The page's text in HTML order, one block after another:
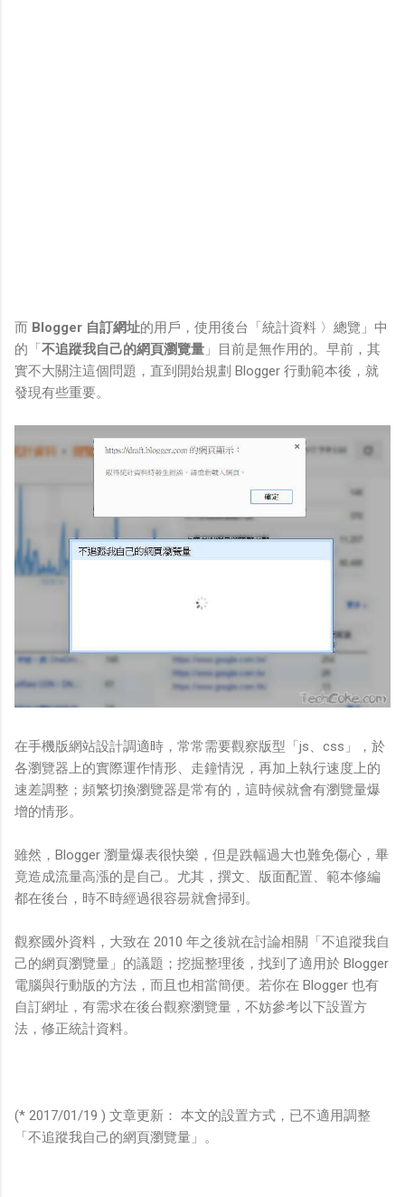
而 Blogger 自訂網址的用戶，使用後台「統計資料 〉總覽」中
的「不追蹤我自己的網頁瀏覽量 」目前是無作用的。早前，其
實不大關注這個問題，直到開始規劃 Blogger 行動範本後，就
發現有些重要。
在手機版網站設計調適時，常常需要觀察版型「js、css」，於
各瀏覽器上的實際運作情形、走鐘情況，再加上執行速度上的
速差調整；頻繁切換瀏覽器是常有的，這時候就會有瀏覽量爆
增的情形。
雖然，Blogger 瀏量爆表很快樂，但是跌幅過大也難免傷心，畢
竟造成流量高漲的是自己。尤其，撰文、版面配置、範本修編
都在後台，時不時經過很容昜就會掃到。
觀察國外資料，大致在 2010 年之後就在討論相關「不追蹤我自
己的網頁瀏覽量」的議題；挖掘整理後，找到了適用於 Blogger
電腦與行動版的方法，而且也相當簡便。若你在 Blogger 也有
自訂網址，有需求在後台觀察瀏覽量，不妨參考以下設置方
法，修正統計資料。
(* 2017/01/19 ) 文章更新： 本文的設置方式，已不適用調整
「不追蹤我自己的網頁瀏覽量」。